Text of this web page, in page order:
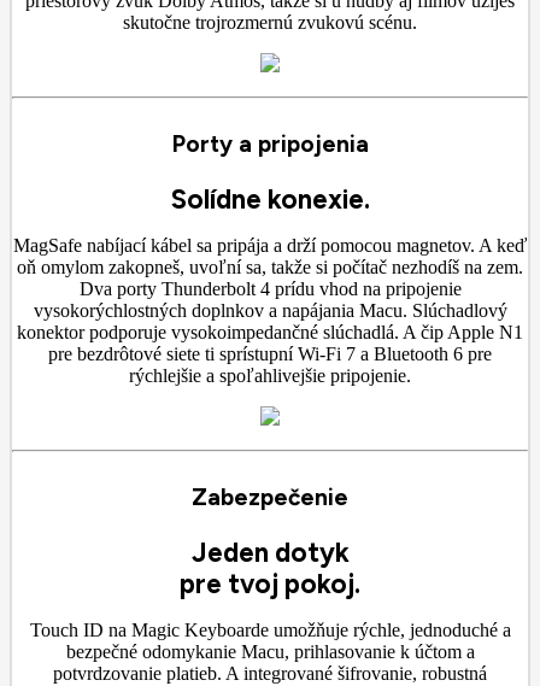
skutočne trojrozmernú zvukovú scénu.
Porty a pripojenia
Solídne konexie.
MagSafe nabíjací kábel sa pripája a drží pomocou magnetov. A keď
oň omylom zakopneš, uvoľní sa, takže si počítač nezhodíš na zem.
Dva porty Thunderbolt 4 prídu vhod na pripojenie
vysokorýchlostných doplnkov a napájania Macu. Slúchadlový
konektor podporuje vysokoimpedančné slúchadlá. A čip Apple N1
pre bezdrôtové siete ti sprístupní Wi-Fi 7 a Bluetooth 6 pre
rýchlejšie a spoľahlivejšie pripojenie.
Zabezpečenie
Jeden dotyk
pre tvoj pokoj.
Touch ID na Magic Keyboarde umožňuje rýchle, jednoduché a
bezpečné odomykanie Macu, prihlasovanie k účtom a
potvrdzovanie platieb. A integrované šifrovanie, robustná